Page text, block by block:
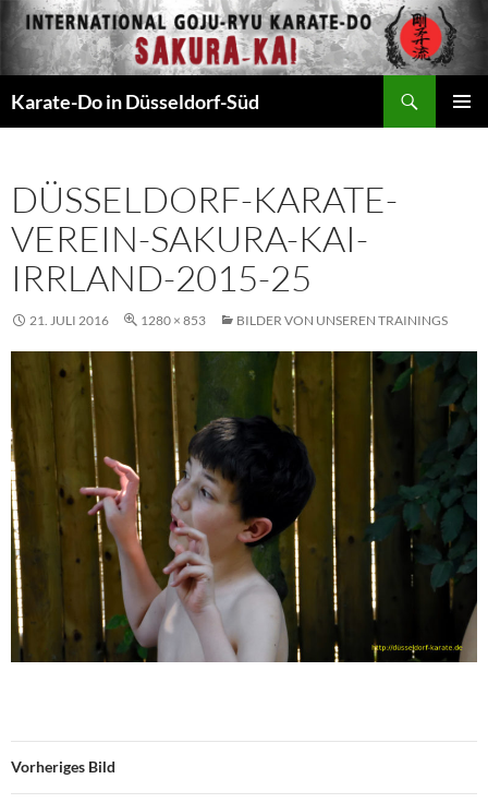
Zum
Inhalt
springen
Karate-Do in Düsseldorf-Süd
DÜSSELDORF-KARATE-
VEREIN-SAKURA-KAI-
IRRLAND-2015-25
21. JULI 2016 1280 × 853 BILDER VON UNSEREN TRAININGS
Vorheriges Bild